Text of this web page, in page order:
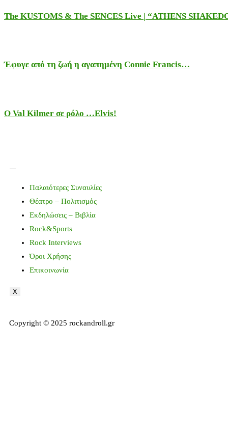
The KUSTOMS & The SENCES Live | “ATHENS
Έφυγε από τη ζωή η αγαπημένη Connie Francis…
Ο Val Kilmer σε ρόλο …Elvis!
Παλαιότερες Συναυλίες
Θέατρο – Πολιτισμός
Εκδηλώσεις – Βιβλία
Rock&Sports
Rock Interviews
Όροι Χρήσης
Επικοινωνία
X
Copyright © 2025 rockandroll.gr